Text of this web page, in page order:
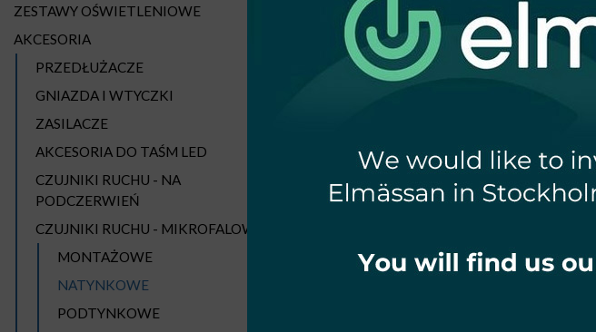
ZESTAWY OŚWIETLENIOWE
AKCESORIA
PRZEDŁUŻACZE
GNIAZDA I WTYCZKI
ZASILACZE
AKCESORIA DO TAŚM LED
CZUJNIKI RUCHU - NA
PODCZERWIEŃ
CZUJNIKI RUCHU - MIKROFALOWE
MONTAŻOWE
NATYNKOWE
PODTYNKOWE
IP20 NATYNKOWY BIAŁY